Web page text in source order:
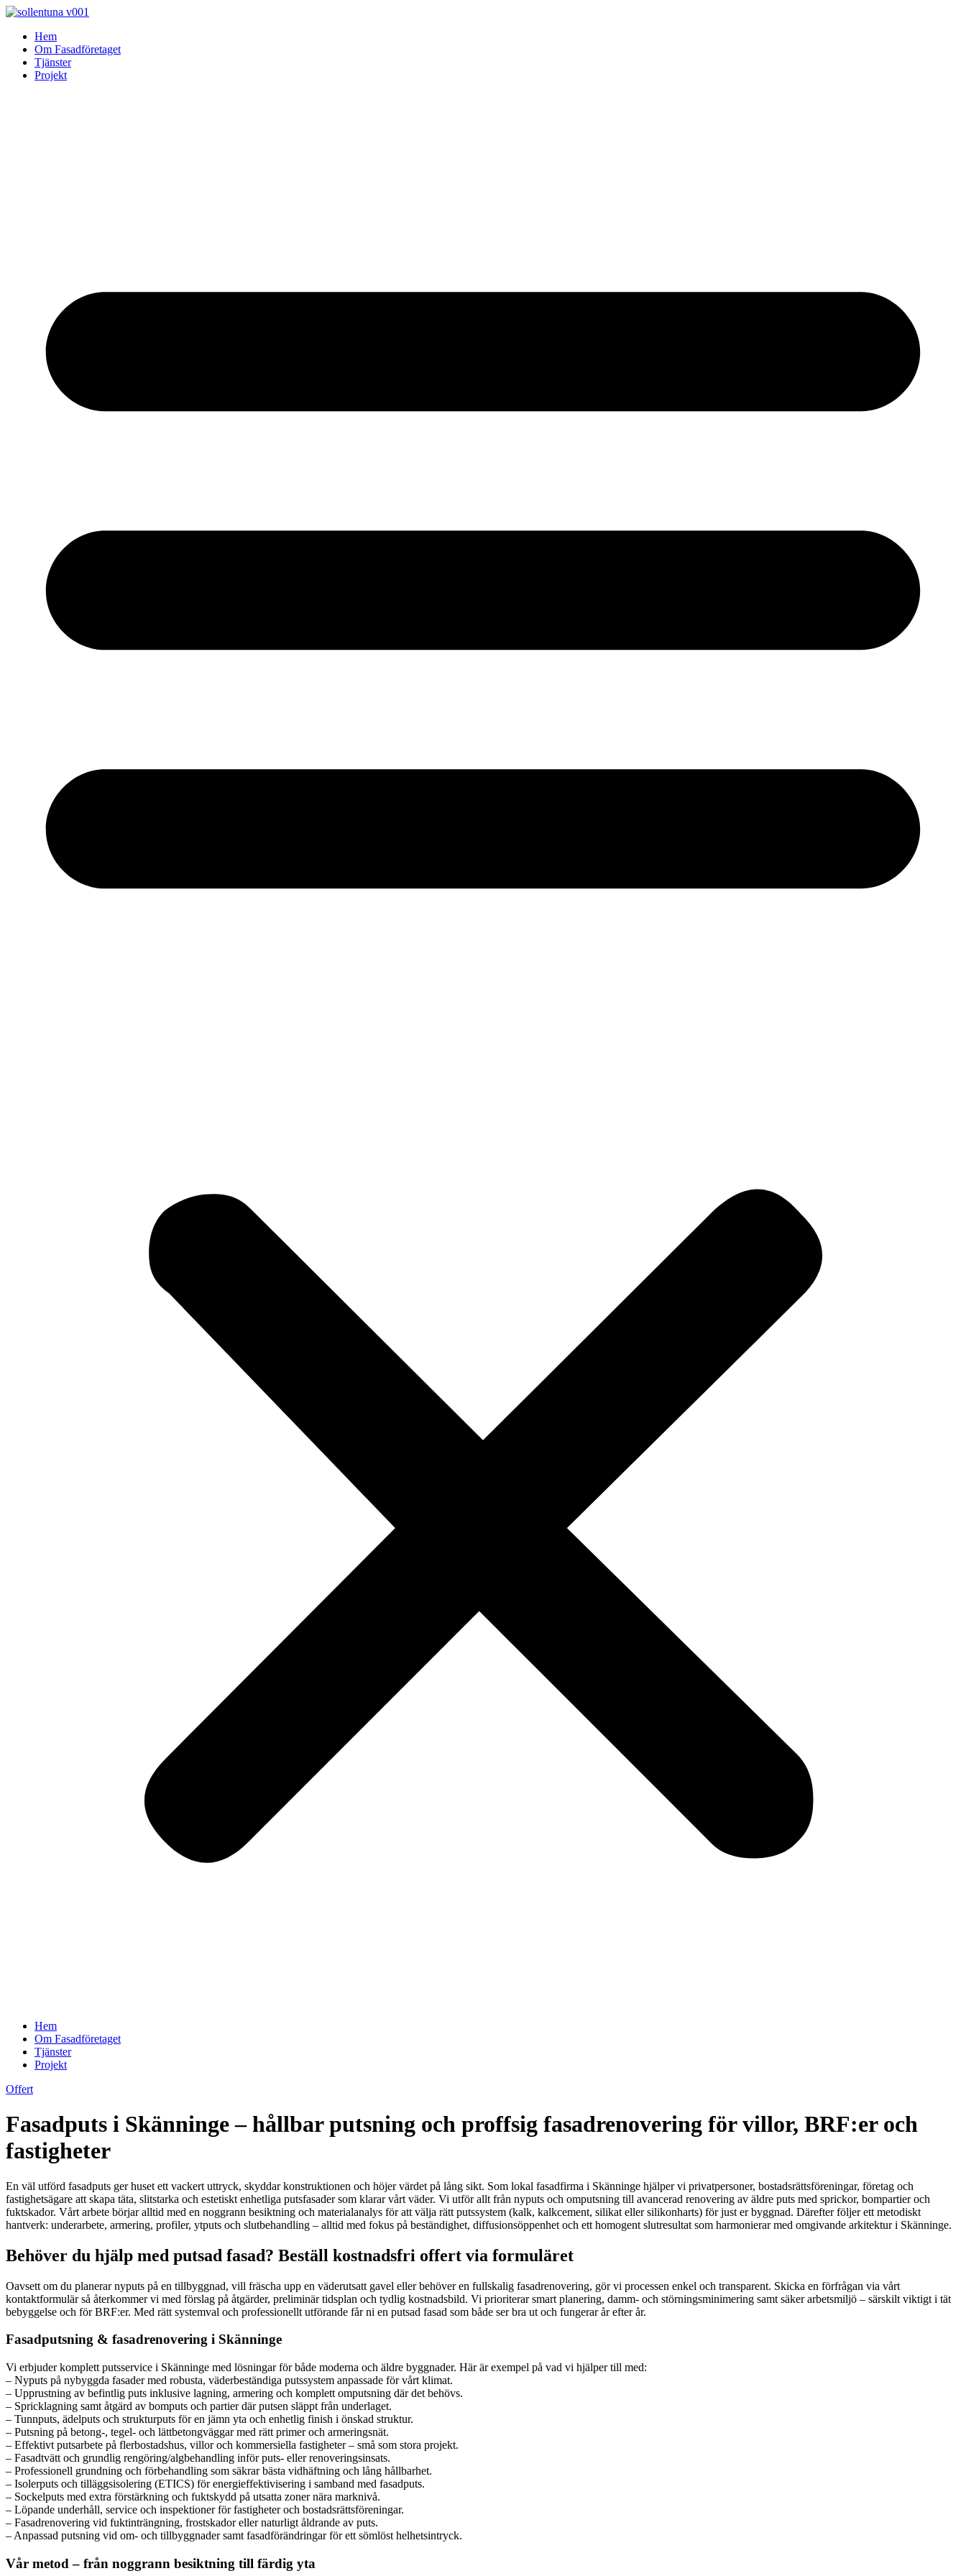
Skip
contentHem
Om Fasadföretaget
Tjänster
Projekt
Hem
Om Fasadföretaget
Tjänster
Projekt
Offert
Fasadputs i Skänninge – hållbar putsning och proffsig fasadrenovering för villor, BRF:er och
fastigheter
En väl utförd fasadputs ger huset ett vackert uttryck, skyddar konstruktionen och höjer värdet på lång sikt. Som lokal fasadfirma i Skänninge hjälper vi privatpersoner, bostadsrättsföreningar, företag och
fastighetsägare att skapa täta, slitstarka och estetiskt enhetliga putsfasader som klarar vårt väder. Vi utför allt från nyputs och omputsning till avancerad renovering av äldre puts med sprickor, bompartier och
fuktskador. Vårt arbete börjar alltid med en noggrann besiktning och materialanalys för att välja rätt putssystem (kalk, kalkcement, silikat eller silikonharts) för just er byggnad. Därefter följer ett metodiskt
hantverk: underarbete, armering, profiler, ytputs och slutbehandling – alltid med fokus på beständighet, diffusionsöppenhet och ett homogent slutresultat som harmonierar med omgivande arkitektur i Skänninge.
Behöver du hjälp med putsad fasad? Beställ kostnadsfri offert via formuläret
Oavsett om du planerar nyputs på en tillbyggnad, vill fräscha upp en väderutsatt gavel eller behöver en fullskalig fasadrenovering, gör vi processen enkel och transparent. Skicka en förfrågan via vårt
kontaktformulär så återkommer vi med förslag på åtgärder, preliminär tidsplan och tydlig kostnadsbild. Vi prioriterar smart planering, damm- och störningsminimering samt säker arbetsmiljö – särskilt viktigt i tät
bebyggelse och för BRF:er. Med rätt systemval och professionellt utförande får ni en putsad fasad som både ser bra ut och fungerar år efter år.
Fasadputsning & fasadrenovering i Skänninge
Vi erbjuder komplett putsservice i Skänninge med lösningar för både moderna och äldre byggnader. Här är exempel på vad vi hjälper till med:
– Nyputs på nybyggda fasader med robusta, väderbeständiga putssystem anpassade för vårt klimat.
– Upprustning av befintlig puts inklusive lagning, armering och komplett omputsning där det behövs.
– Spricklagning samt åtgärd av bomputs och partier där putsen släppt från underlaget.
– Tunnputs, ädelputs och strukturputs för en jämn yta och enhetlig finish i önskad struktur.
– Putsning på betong-, tegel- och lättbetongväggar med rätt primer och armeringsnät.
– Effektivt putsarbete på flerbostadshus, villor och kommersiella fastigheter – små som stora projekt.
– Fasadtvätt och grundlig rengöring/algbehandling inför puts- eller renoveringsinsats.
– Professionell grundning och förbehandling som säkrar bästa vidhäftning och lång hållbarhet.
– Isolerputs och tilläggsisolering (ETICS) för energieffektivisering i samband med fasadputs.
– Sockelputs med extra förstärkning och fuktskydd på utsatta zoner nära marknivå.
– Löpande underhåll, service och inspektioner för fastigheter och bostadsrättsföreningar.
– Fasadrenovering vid fuktinträngning, frostskador eller naturligt åldrande av puts.
– Anpassad putsning vid om- och tillbyggnader samt fasadförändringar för ett sömlöst helhetsintryck.
Vår metod – från noggrann besiktning till färdig yta